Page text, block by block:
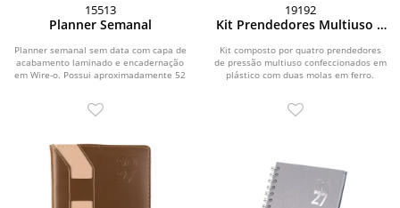
15513
Planner Semanal
Planner semanal sem data com capa de
acabamento laminado e encadernação
em Wire-o. Possui aproximadamente 52
19192
Kit Prendedores Multiuso 4
Kit composto por quatro prendedores
de pressão multiuso confeccionados em
plástico com duas molas em ferro.